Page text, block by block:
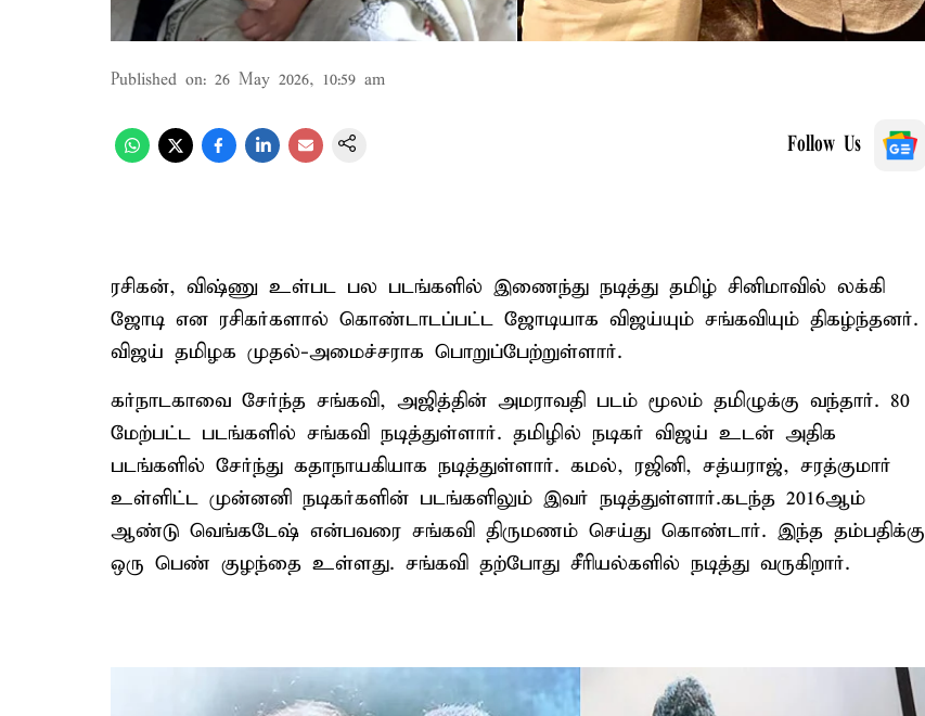
Published on: 26 May 2026, 10:59 am
Follow Us
ரசிகன், விஷ்ணு உள்பட பல படங்களில் இணைந்து நடித்து தமிழ் சினிமாவில் லக்கி
ஜோடி என ரசிகர்களால் கொண்டாடப்பட்ட ஜோடியாக விஜய்யும் சங்கவியும் திகழ்ந்தனர்.
விஜய் தமிழக முதல்-அமைச்சராக பொறுப்பேற்றுள்ளார்.
கர்நாடகாவை சேர்ந்த சங்கவி, அஜித்தின் அமராவதி படம் மூலம் தமிழுக்கு வந்தார். 80
மேற்பட்ட படங்களில் சங்கவி நடித்துள்ளார். தமிழில் நடிகர் விஜய் உடன் அதிக
படங்களில் சேர்ந்து கதாநாயகியாக நடித்துள்ளார். கமல், ரஜினி, சத்யராஜ், சரத்குமார்
உள்ளிட்ட முன்னனி நடிகர்களின் படங்களிலும் இவர் நடித்துள்ளார்.கடந்த 2016ஆம்
ஆண்டு வெங்கடேஷ் என்பவரை சங்கவி திருமணம் செய்து கொண்டார். இந்த தம்பதிக்கு
ஒரு பெண் குழந்தை உள்ளது. சங்கவி தற்போது சீரியல்களில் நடித்து வருகிறார்.